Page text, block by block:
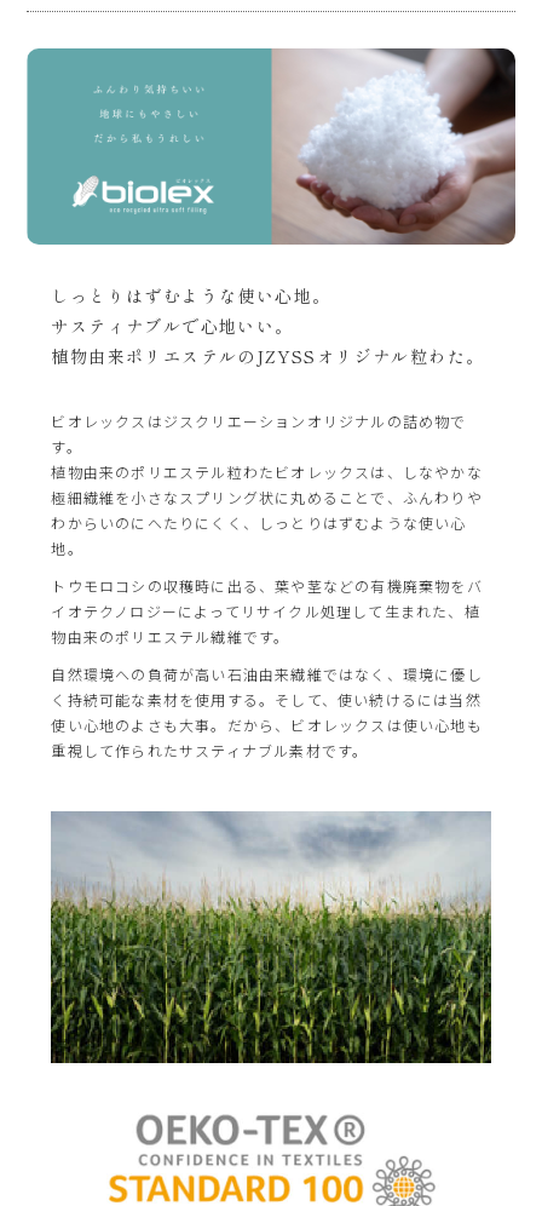
しっとりはずむような使い心地。
サスティナブルで心地いい。
植物由来ポリエステルのJZYSSオリジナル粒わた。
ビオレックスはジスクリエーションオリジナルの詰め物で
す。
植物由来のポリエステル粒わたビオレックスは、しなやかな
極細繊維を小さなスプリング状に丸めることで、ふんわりや
わからいのにへたりにくく、しっとりはずむような使い心
地。
トウモロコシの収穫時に出る、葉や茎などの有機廃棄物をバ
イオテクノロジーによってリサイクル処理して生まれた、植
物由来のポリエステル繊維です。
自然環境への負荷が高い石油由来繊維ではなく、環境に優し
く持続可能な素材を使用する。そして、使い続けるには当然
使い心地のよさも大事。だから、ビオレックスは使い心地も
重視して作られたサスティナブル素材です。